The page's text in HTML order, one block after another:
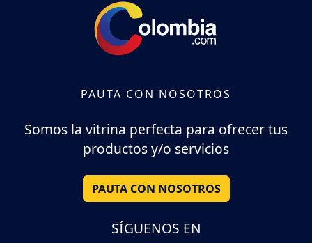
PAUTA CON NOSOTROS
Somos la vitrina perfecta para ofrecer tus
productos y/o servicios
PAUTA CON NOSOTROS
SÍGUENOS EN